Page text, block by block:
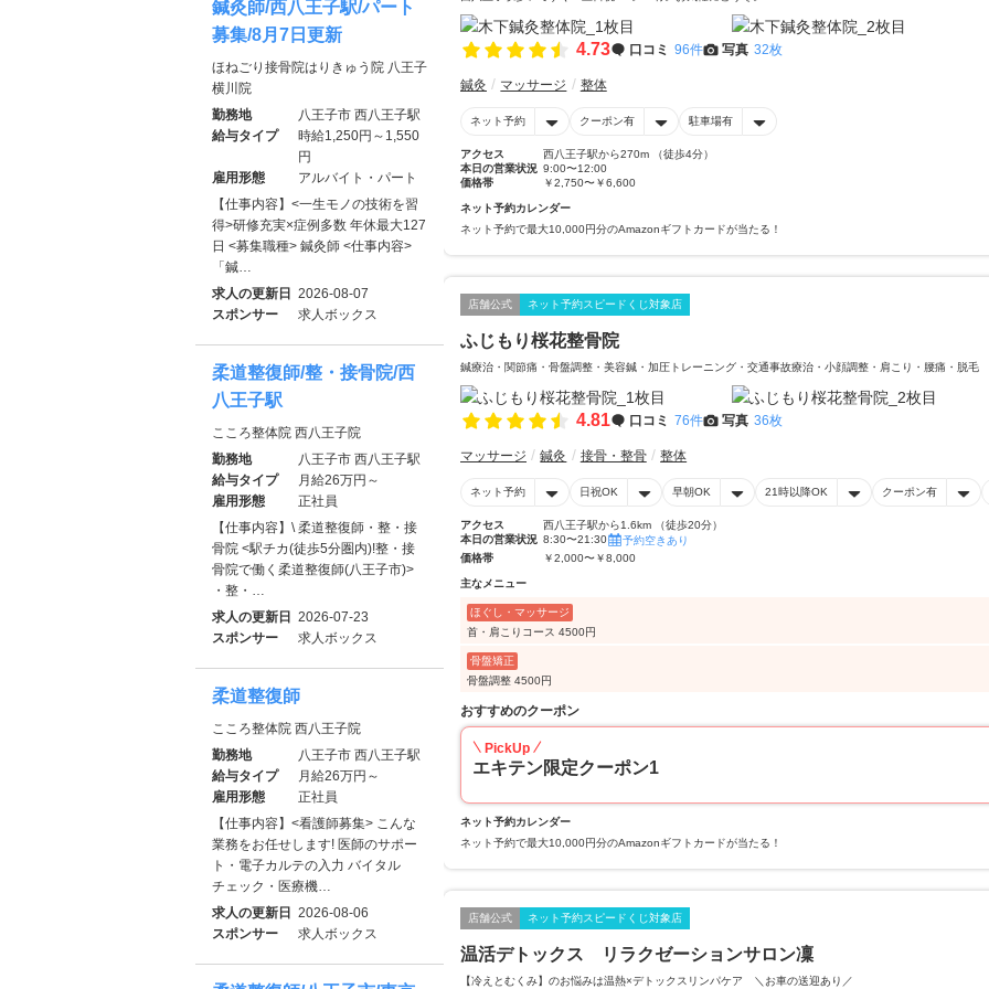
4.73 口コミ 96件 写真 32枚
鍼灸 マッサージ 整体
ネット予約 クーポン有 駐車場有
アクセス
西八王子駅から270m （徒歩4分）
本日の営業状況 9:00〜12:00
価格帯
￥2,750〜￥6,600
ネット予約カレンダー
ネット予約で最大10,000円分のAmazonギフトカードが当たる！
店舗公式 ネット予約スピードくじ対象店
ふじもり桜花整骨院
鍼療治・関節痛・骨盤調整・美容鍼・加圧トレーニング・交通事故療治・小顔調整・肩こり・腰痛・脱毛
4.81 口コミ 76件 写真 36枚
マッサージ 鍼灸 接骨・整骨 整体
ネット予約 日祝OK 早朝OK 21時以降OK クーポン有
アクセス
西八王子駅から1.6km （徒歩20分）
本日の営業状況 8:30〜21:30
予約空きあり
価格帯
￥2,000〜￥8,000
主なメニュー
ほぐし・マッサージ
首・肩こりコース 4500円
骨盤矯正
骨盤調整 4500円
おすすめのクーポン
PickUp
エキテン限定クーポン1
ネット予約カレンダー
ネット予約で最大10,000円分のAmazonギフトカードが当たる！
店舗公式 ネット予約スピードくじ対象店
温活デトックス リラクゼーションサロン凜
【冷えとむくみ】のお悩みは温熱×デトックスリンパケア ＼お車の送迎あり
鍼灸師/西八王子駅/パート
募集/8月7日更新
ほねごり接骨院はりきゅう院 八王子
横川院
勤務地
八王子市 西八王子駅
給与タイプ
時給1,250円～1,550
円
雇用形態
アルバイト・パート
【仕事内容】<一生モノの技術を習
得>研修充実×症例多数 年休最大127
日 <募集職種> 鍼灸師 <仕事内容>
「鍼…
求人の更新日 2026-08-07
スポンサー
求人ボックス
柔道整復師/整・接骨院/西
八王子駅
こころ整体院 西八王子院
勤務地
八王子市 西八王子駅
給与タイプ
月給26万円～
雇用形態
正社員
【仕事内容】\ 柔道整復師・整・接
骨院 <駅チカ(徒歩5分圏内)!整・接
骨院で働く柔道整復師(八王子市)>
・整・…
求人の更新日 2026-07-23
スポンサー
求人ボックス
柔道整復師
こころ整体院 西八王子院
勤務地
八王子市 西八王子駅
給与タイプ
月給26万円～
雇用形態
正社員
【仕事内容】<看護師募集> こんな
業務をお任せします! 医師のサポー
ト・電子カルテの入力 バイタル
チェック・医療機…
求人の更新日 2026-08-06
スポンサー
求人ボックス